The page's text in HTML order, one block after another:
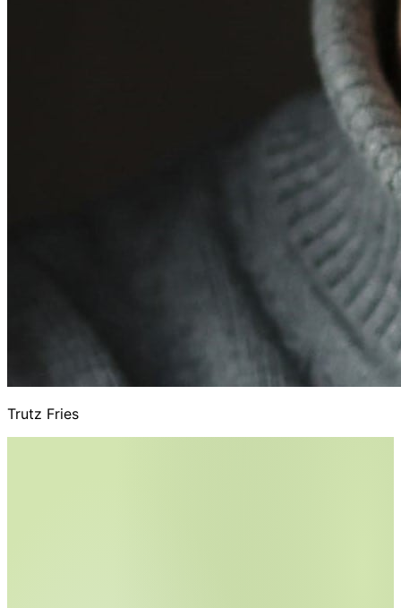
Trutz Fries